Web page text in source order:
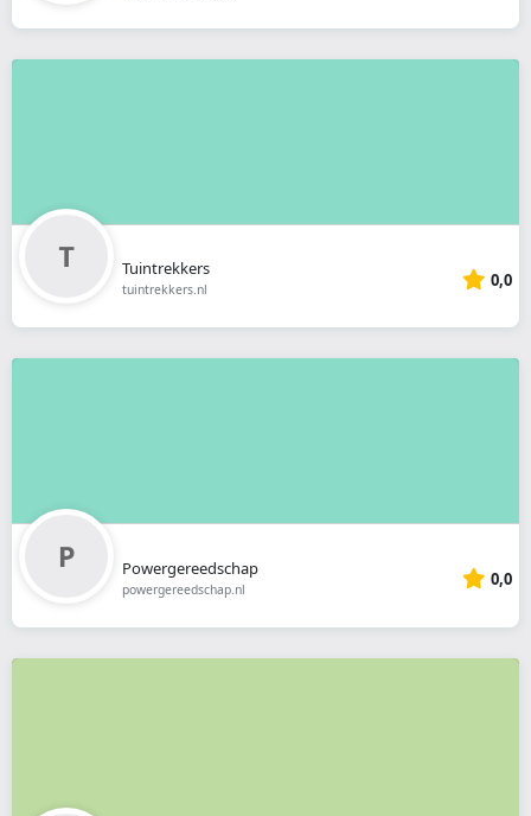
Tuintrekkers
tuintrekkers.nl 0,0
Powergereedschap
powergereedschap.nl 0,0